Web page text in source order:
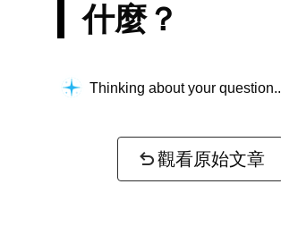
什麼？
Thinking about your
觀看原始文章